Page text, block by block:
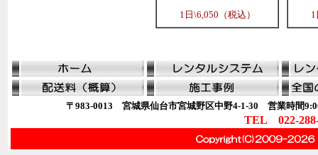
1日\6,050（税込）
〒983-0013 宮城県仙台市宮城野区中野4-1-30 営業時間
TEL 022-